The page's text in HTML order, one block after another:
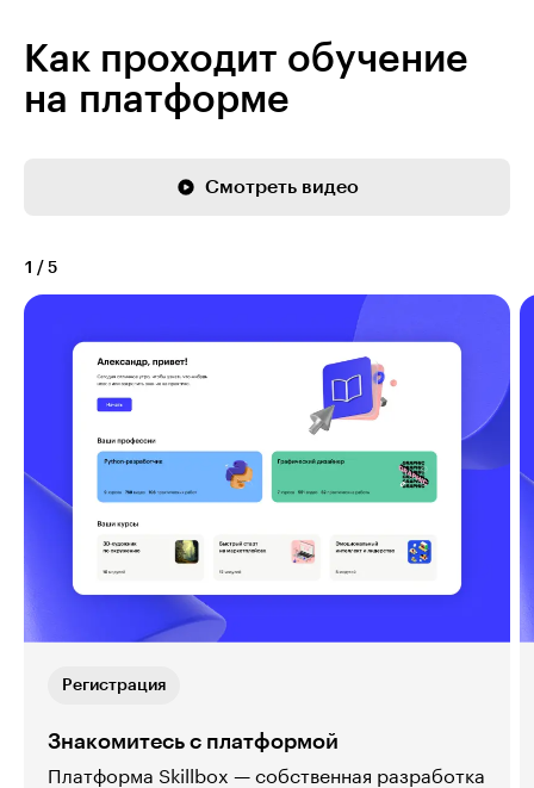
Как проходит обучение
на платформе
Смотреть видео
1 / 5
Регистрация
Знакомитесь с платформой
Платформа Skillbox — собственная разработка